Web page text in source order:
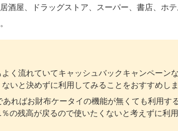
酒屋、ドラッグストア、スーパー、書店、ホ
く流れていてキャッシュバックキャンペーン
いと決めずに利用してみることをおすすめしま
ればお財布ケータイの機能が無くても利用す
の残高が戻るので使いたくないと考えずに利